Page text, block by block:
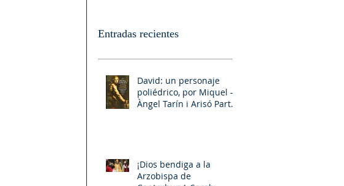
Entradas recientes
David: un personaje
poliédrico, por Miquel –
Àngel Tarín i Arisó Parte
¡Dios bendiga a la
Arzobispa de